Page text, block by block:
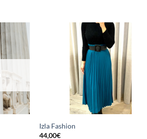
Izla Fashion
44,00€